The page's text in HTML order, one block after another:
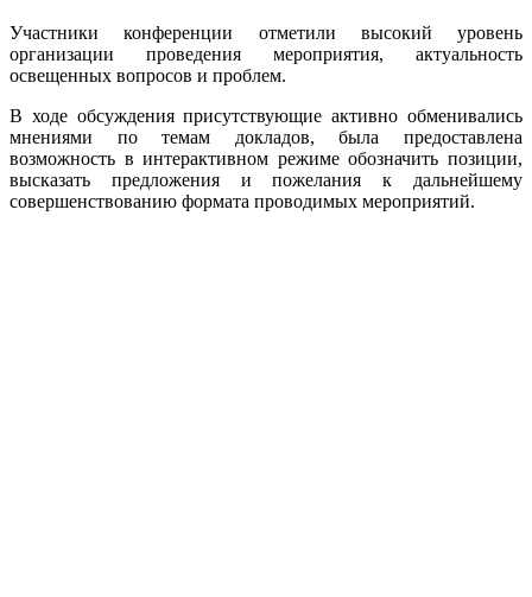
Участники конференции отметили высокий уровень
организации проведения мероприятия, актуальность
освещенных вопросов и проблем.
В ходе обсуждения присутствующие активно обменивались
мнениями по темам докладов, была предоставлена
возможность в интерактивном режиме обозначить позиции,
высказать предложения и пожелания к дальнейшему
совершенствованию формата проводимых мероприятий.